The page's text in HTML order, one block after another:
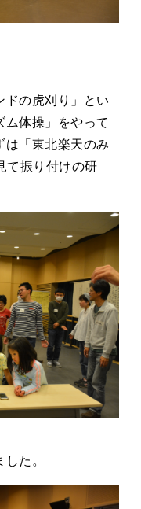
の虎刈り」とい
ム体操」をやって
は「東北楽天のみ
て振り付けの研
た。